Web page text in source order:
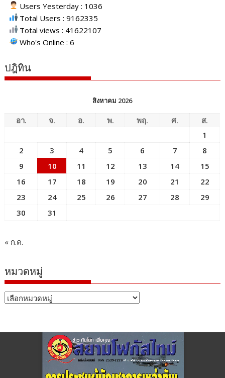
Users Yesterday : 1036
Total Users : 9162335
Total views : 41622107
Who's Online : 6
ปฎิทิน
สิงหาคม 2026
อา. จ. อ. พ. พฤ. ศ.
ส.
1
2
3 4 5 6 7
8
9
10 11 12 13 14
15
16
17 18 19 20 21
22
23
24 25 26 27 28
29
30
31
« ก.ค.
หมวดหมู่
หมวด